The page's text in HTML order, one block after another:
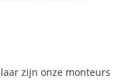
zijn onze monteurs